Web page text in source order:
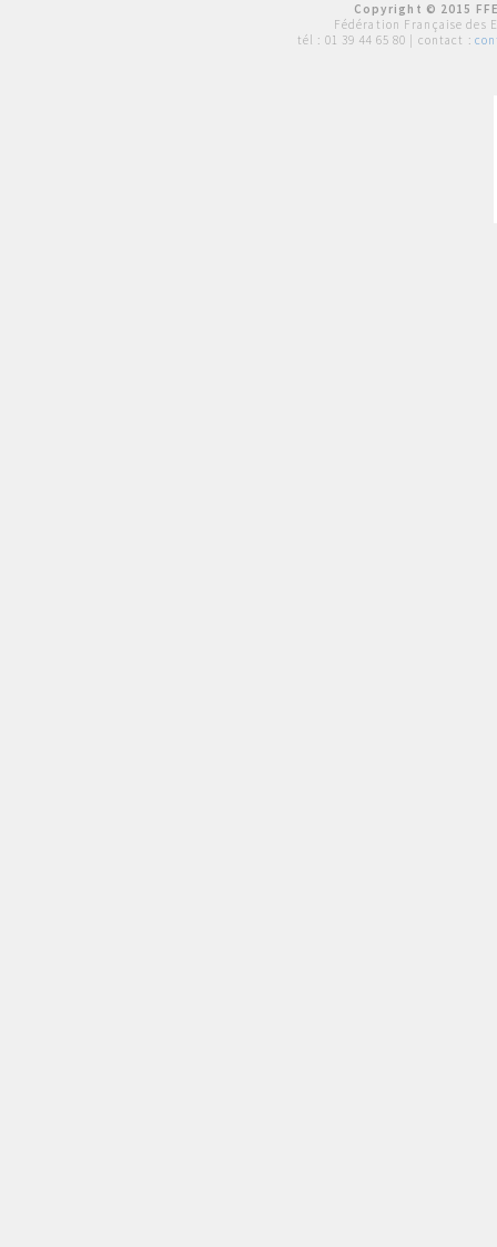
Copyright © 2015
Fédération Française des
tél : 01 39 44 65 80 | contact :